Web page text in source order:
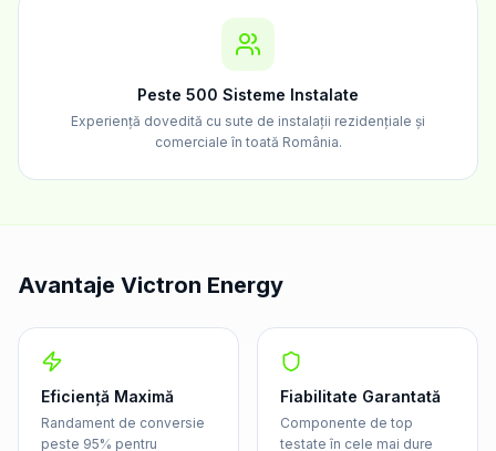
Peste 500 Sisteme Instalate
Experiență dovedită cu sute de instalații rezidențiale și
comerciale în toată România.
Avantaje Victron Energy
Eficiență Maximă
Randament de conversie
peste 95% pentru
Fiabilitate Garantată
Componente de top
testate în cele mai dure